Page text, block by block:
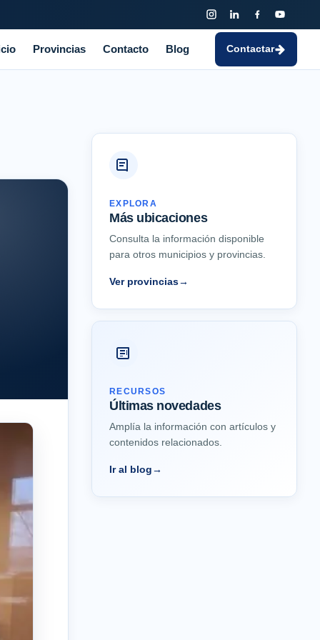
Provincias Contacto Blog Contactar
EXPLORA
Más ubicaciones
Consulta la información disponible
para otros municipios y provincias.
Ver provincias→
RECURSOS
Últimas novedades
Amplía la información con artículos y
contenidos relacionados.
Ir al blog→